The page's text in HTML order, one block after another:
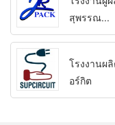
สุพรรณ...
โรงงานผ
อร์กิต